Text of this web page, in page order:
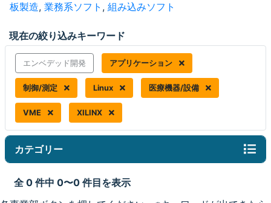
板製造, 業務系ソフト , 組み込みソフト
現在の絞り込みキーワード
エンベデッド開発 アプリケーション
制御/測定 Linux 医療機器/設備
VME XILINX
カテゴリー
全 0 件中 0〜0 件目を表示